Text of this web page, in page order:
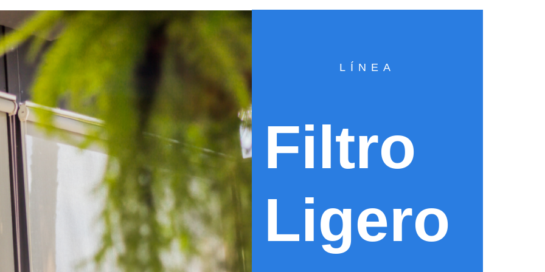
LÍNEA
Filtro
Ligero
CATÁLOGO